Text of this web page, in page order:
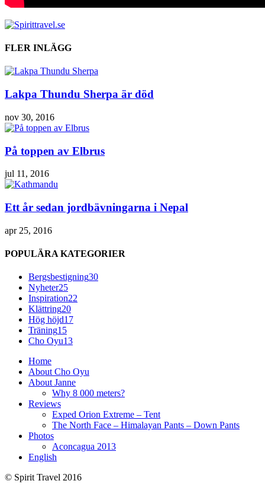
FLER INLÄGG
Lakpa Thundu Sherpa är död
nov 30, 2016
På toppen av Elbrus
jul 11, 2016
Ett år sedan jordbävningarna i Nepal
apr 25, 2016
POPULÄRA KATEGORIER
Bergsbestigning30
Nyheter25
Inspiration22
Klättring20
Hög höjd17
Träning15
Cho Oyu13
Home
About Cho Oyu
About Janne
Why 8 000 meters?
Reviews
Exped Orion Extreme – Tent
The North Face – Himalayan Pants – Down Pants
Photos
Aconcagua 2013
English
© Spirit Travel 2016